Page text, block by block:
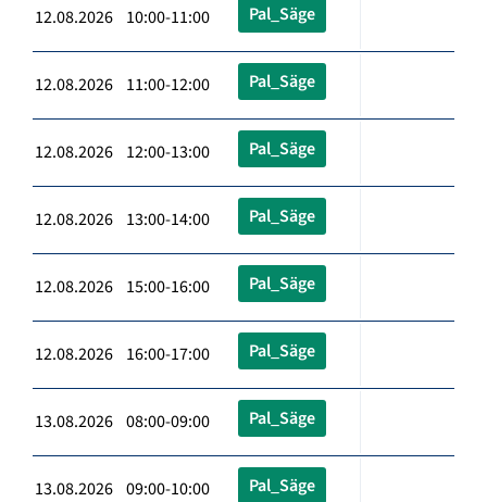
12.08.2026 10:00-11:00 Pal_Säge
12.08.2026 11:00-12:00 Pal_Säge
12.08.2026 12:00-13:00 Pal_Säge
12.08.2026 13:00-14:00 Pal_Säge
12.08.2026 15:00-16:00 Pal_Säge
12.08.2026 16:00-17:00 Pal_Säge
13.08.2026 08:00-09:00 Pal_Säge
13.08.2026 09:00-10:00 Pal_Säge